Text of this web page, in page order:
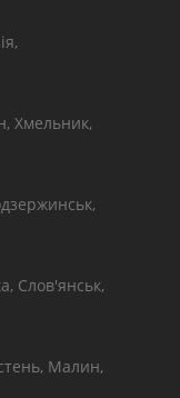
Хмельник,
Слов'янськ,
Малин,